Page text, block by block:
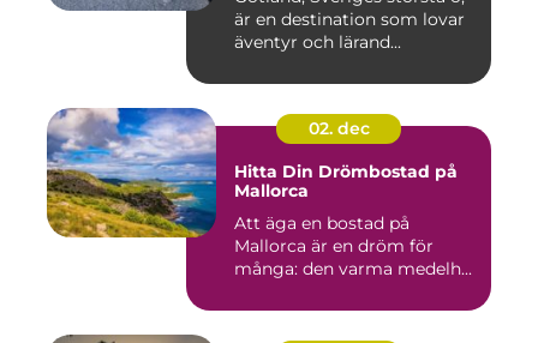
är en destination som lovar
äventyr och lärand...
02. dec
Hitta Din Drömbostad på
Mallorca
Att äga en bostad på
Mallorca är en dröm för
många: den varma medelh...